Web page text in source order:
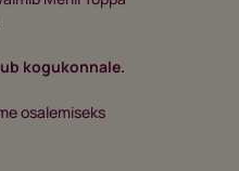
kogukonnale.
osalemiseks